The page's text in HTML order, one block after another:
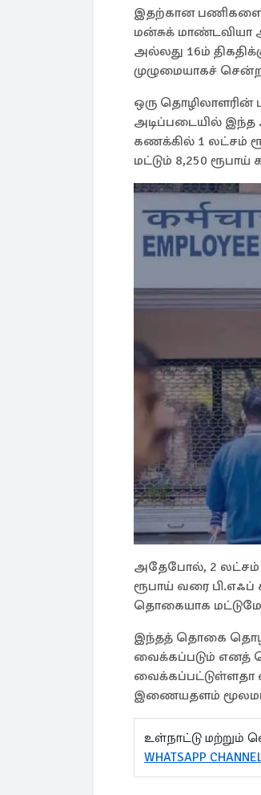
இதற்கான பணிகளை
மன்சுக் மாண்டவியா
அல்லது 16ம்
முழுமையாகச்
ஒரு தொழிலாளரின்
அடிப்படையில் இந்த
கணக்கில் 1 லட்சம்
மட்டும் 8,250
அதேபோல், 2 லட்சம்
ரூபாய் வரை
தொகையாக மட்டுமே
இந்தத் தொகை
வைக்கப்படும் எனத்
இணையதளம் மூலமாக
உள்நாட்டு மற்றும்
WHATSAPP